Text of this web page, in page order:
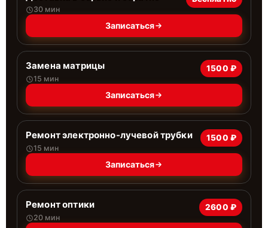
30 мин
Записаться
Замена матрицы
15 мин
1500 ₽
Записаться
Ремонт электронно-лучевой трубки
15 мин
1500 ₽
Записаться
Ремонт оптики
20 мин
2600 ₽